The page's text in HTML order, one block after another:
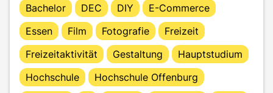
Bachelor
DEC DIY
E-Commerce
Essen
Film Fotografie
Freizeit
Freizeitaktivität
Gestaltung
Hauptstudium
Hochschule
Hochschule Offenburg